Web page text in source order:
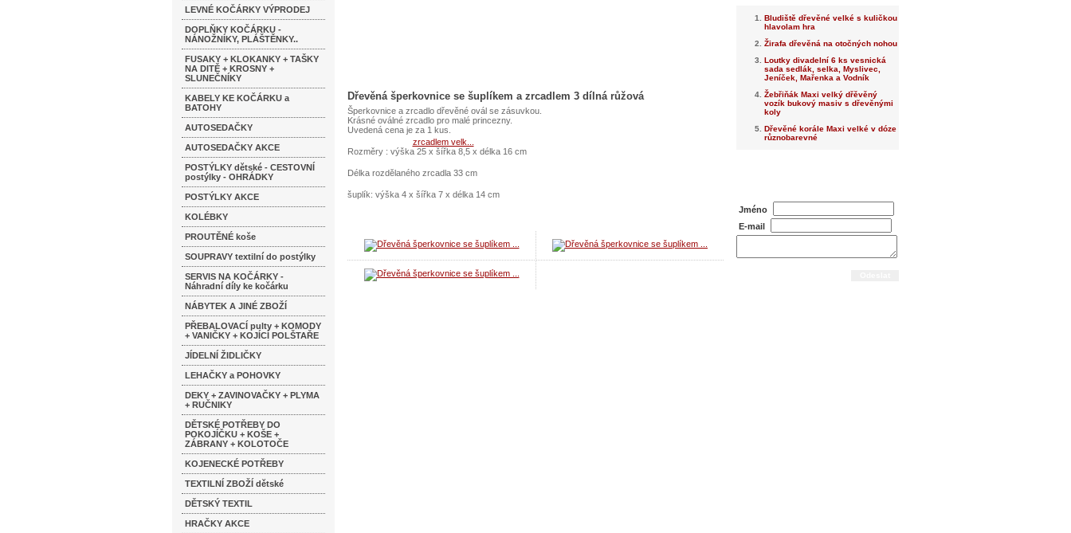
LEVNÉ KOČÁRKY VÝPRODEJ
DOPLŇKY KOČÁRKU -
NÁNOŽNÍKY, PLÁŠTĚNKY..
FUSAKY + KLOKANKY + TAŠKY
NA DITĚ + KROSNY +
SLUNEČNÍKY
KABELY KE KOČÁRKU a
BATOHY
AUTOSEDAČKY
AUTOSEDAČKY AKCE
POSTÝLKY dětské - CESTOVNÍ
postýlky - OHRÁDKY
POSTÝLKY AKCE
KOLÉBKY
PROUTĚNÉ koše
SOUPRAVY textilní do postýlky
SERVIS NA KOČÁRKY -
Náhradní díly ke kočárku
NÁBYTEK A JINÉ ZBOŽÍ
PŘEBALOVACÍ pulty + KOMODY
+ VANIČKY + KOJÍCÍ POLŠTAŘE
JÍDELNÍ ŽIDLIČKY
LEHAČKY a POHOVKY
DEKY + ZAVINOVAČKY + PLYMA
+ RUČNIKY
DĚTSKÉ POTŘEBY DO
POKOJÍČKU + KOŠE +
ZÁBRANY + KOLOTOČE
KOJENECKÉ POTŘEBY
TEXTILNÍ ZBOŽÍ dětské
DĚTSKÝ TEXTIL
HRAČKY AKCE
Dřevěná šperkovnice se šuplíkem a zrcadlem 3 dílná růžová
Šperkovnice a zrcadlo dřevěné ovál se zásuvkou.
Krásné oválné zrcadlo pro malé princezny.
Uvedená cena je za 1 kus.
Rozměry : výška 25 x šířka 8,5 x délka 16 cm
Délka rozdělaného zrcadla 33 cm
šuplík: výška 4 x šířka 7 x délka 14 cm
Bludiště dřevěné velké s kuličkou
hlavolam hra
Žirafa dřevěná na otočných nohou
Loutky divadelní 6 ks vesnická
sada sedlák, selka, Myslivec,
Jeníček, Mařenka a Vodník
Žebřiňák Maxi velký dřěvěný
vozík bukový masiv s dřevěnými
koly
Dřevěné korále Maxi velké v dóze
různobarevné
Jméno
E-mail